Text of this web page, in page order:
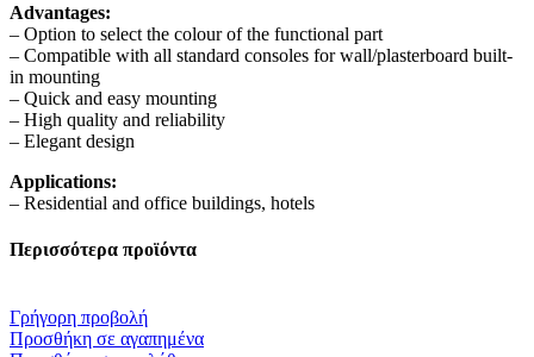
Advantages:
– Option to select the colour of the functional part
– Compatible with all standard consoles for wall/plasterboard built-
in mounting
– Quick and easy mounting
– High quality and reliability
– Elegant design
Applications:
– Residential and office buildings, hotels
Περισσότερα προϊόντα
Γρήγορη προβολή
Προσθήκη σε αγαπημένα